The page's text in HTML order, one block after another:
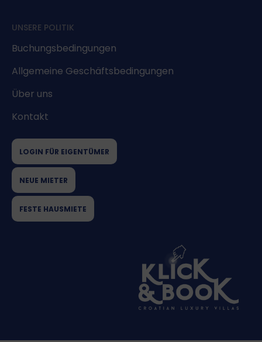
UNSERE POLITIK
Buchungsbedingungen
Allgemeine Geschäftsbedingungen
Über uns
Kontakt
LOGIN FÜR EIGENTÜMER
NEUE MIETER
FESTE HAUSMIETE